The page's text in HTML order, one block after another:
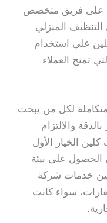
على فريق متخصص
المنزلي
على استخدام
تمنح العملاء
لكل من يبحث
والالتزام
الخيار الأول
الحصول على بيئة
خدمات شركة
سواء كانت